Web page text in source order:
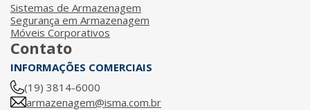
Sistemas de Armazenagem
Segurança em Armazenagem
Móveis Corporativos
Contato
INFORMAÇÕES COMERCIAIS
(19) 3814-6000
armazenagem@isma.com.br